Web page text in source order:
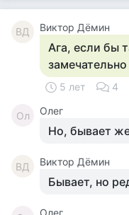
ВД Виктор Дёмин
Ага, если бы
замечательно
5 лет 4
Ол Олег
Но, бывает
ВД Виктор Дёмин
Бывает, но
Олег